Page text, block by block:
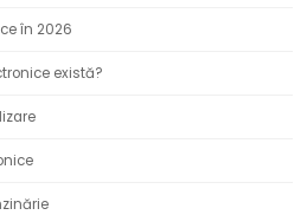
în 2026
există?